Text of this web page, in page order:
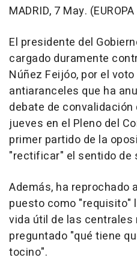
MADRID, 7 May.
El presidente del
cargado duramente
Núñez Feijóo, por el
antiaranceles que ha
debate de
jueves en el Pleno del
primer partido de la
"rectificar" el sentido de
Además, ha reprochado
puesto como "requisito"
vida útil de las centrales
preguntado "qué tiene
tocino".